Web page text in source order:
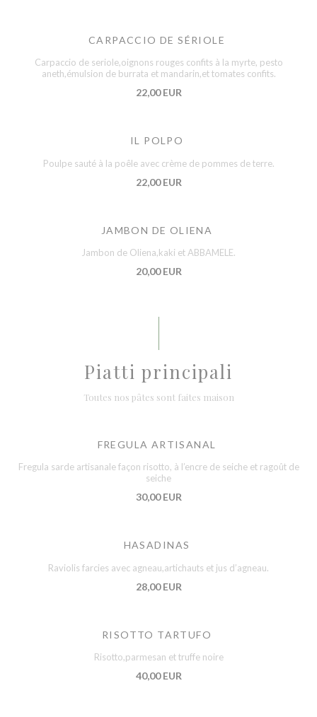
CARPACCIO DE SÉRIOLE
Carpaccio de seriole,oignons rouges confits à la myrte, pesto
aneth,émulsion de burrata et mandarin,et tomates confits.
22,00 EUR
IL POLPO
Poulpe sauté à la poêle avec crème de pommes de terre.
22,00 EUR
JAMBON DE OLIENA
Jambon de Oliena,kaki et ABBAMELE.
20,00 EUR
Piatti principali
Toutes nos pâtes sont faites maison
FREGULA ARTISANAL
Fregula sarde artisanale façon risotto, à l’encre de seiche et ragoût de
seiche
30,00 EUR
HASADINAS
Raviolis farcies avec agneau,artichauts et jus d’agneau.
28,00 EUR
RISOTTO TARTUFO
Risotto,parmesan et truffe noire
40,00 EUR